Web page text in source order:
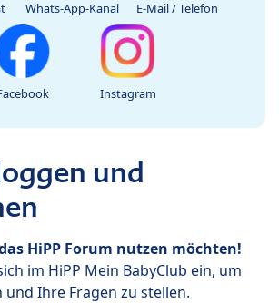
Whats-App-Kanal E-Mail / Telefon
Instagram
und
HiPP Forum nutzen möchten!
im HiPP Mein BabyClub ein, um
Ihre Fragen zu stellen.